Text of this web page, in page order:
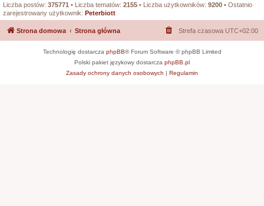
Liczba postów: 375771 • Liczba tematów: 2155 • Liczba użytkowników: 9200 • Ostatnio
zarejestrowany użytkownik: Peterbiott
Strona domowa Strona główna Strefa czasowa UTC+02:00
Technologię dostarcza phpBB® Forum Software © phpBB Limited
Polski pakiet językowy dostarcza phpBB.pl
Zasady ochrony danych osobowych | Regulamin